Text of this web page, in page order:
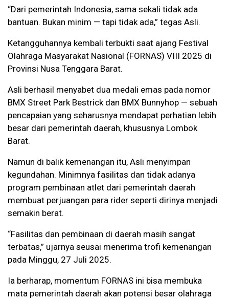
“Dari pemerintah Indonesia, sama sekali tidak ada
bantuan. Bukan minim — tapi tidak ada,” tegas Asli.
Ketangguhannya kembali terbukti saat ajang Festival
Olahraga Masyarakat Nasional (FORNAS) VIII 2025 di
Provinsi Nusa Tenggara Barat.
Asli berhasil menyabet dua medali emas pada nomor
BMX Street Park Bestrick dan BMX Bunnyhop — sebuah
pencapaian yang seharusnya mendapat perhatian lebih
besar dari pemerintah daerah, khususnya Lombok
Barat.
Namun di balik kemenangan itu, Asli menyimpan
kegundahan. Minimnya fasilitas dan tidak adanya
program pembinaan atlet dari pemerintah daerah
membuat perjuangan para rider seperti dirinya menjadi
semakin berat.
“Fasilitas dan pembinaan di daerah masih sangat
terbatas,” ujarnya seusai menerima trofi kemenangan
pada Minggu, 27 Juli 2025.
Ia berharap, momentum FORNAS ini bisa membuka
mata pemerintah daerah akan potensi besar olahraga